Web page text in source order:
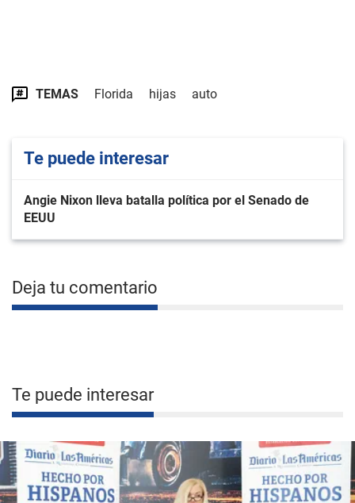
TEMAS Florida hijas auto
Te puede interesar
Angie Nixon lleva batalla política por el Senado de
EEUU
Deja tu comentario
Te puede interesar